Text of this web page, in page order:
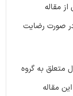
مقاله
در صورت رضایت
به گروه
مقاله